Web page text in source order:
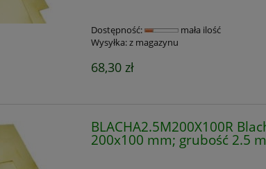
Dostępność:
mała ilość
Wysyłka:z magazynu
68,30 zł
BLACHA2.5M200X100R
200x100 mm; grubość 2.5